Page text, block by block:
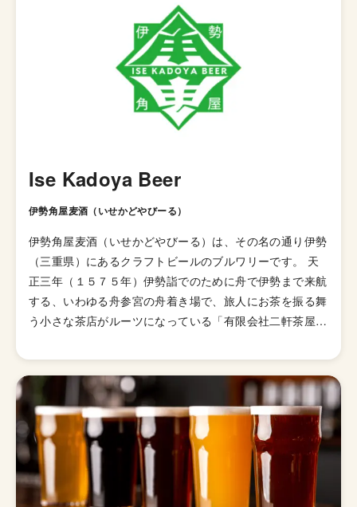
Ise Kadoya Beer
伊勢角屋麦酒（いせかどやびーる）
伊勢角屋麦酒（いせかどやびーる）は、その名の通り伊勢
（三重県）にあるクラフトビールのブルワリーです。 天
正三年（１５７５年）伊勢詣でのために舟で伊勢まで来航
する、いわゆる舟参宮の舟着き場で、旅人にお茶を振る舞
う小さな茶店がルーツになっている「有限会社二軒茶屋餅
造事業を開始、『伊勢から世界へ』『世界のビールファン
を唸らせる』といった合言葉のもとビールを造っていま
す。その取組が実を結び2000年にJapan Beer Cup で金
賞を受賞したのを皮切りに、現在まで毎年多数のビール賞
を受賞しています。